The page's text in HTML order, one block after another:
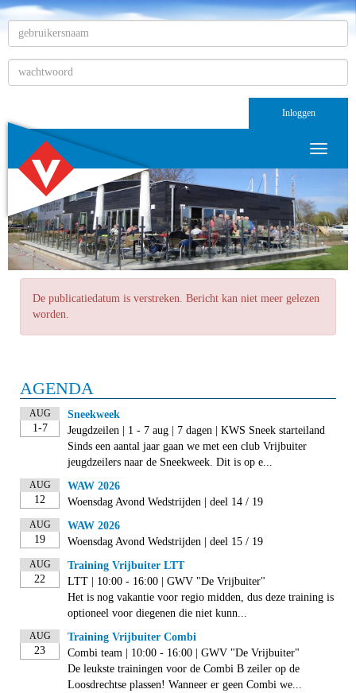
Inloggen
Toggle
De publicatiedatum is verstreken. Bericht kan niet meer gelezen
worden.
AGENDA
AUG
1-7
Sneekweek
Jeugdzeilen | 1 - 7 aug | 7 dagen | KWS Sneek starteiland
Sinds een aantal jaar gaan we met een club Vrijbuiter
jeugdzeilers naar de Sneekweek. Dit is op e...
AUG
12
WAW 2026
Woensdag Avond Wedstrijden | deel 14 / 19
AUG
19
WAW 2026
Woensdag Avond Wedstrijden | deel 15 / 19
AUG
22
Training Vrijbuiter LTT
LTT | 10:00 - 16:00 | GWV "De Vrijbuiter"
Het is nog vakantie voor regio midden, dus deze training is
optioneel voor diegenen die niet kunn...
AUG
23
Training Vrijbuiter Combi
Combi team | 10:00 - 16:00 | GWV "De Vrijbuiter"
De leukste trainingen voor de Combi B zeiler op de
Loosdrechtse plassen! Wanneer er geen Combi we...